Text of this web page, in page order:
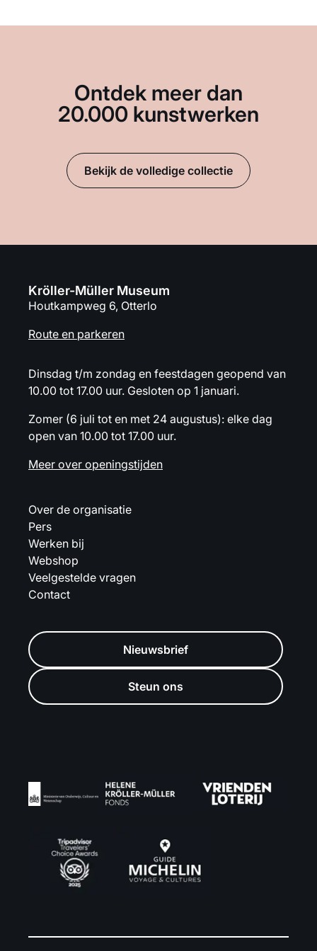
Ontdek meer dan
20.000 kunstwerken
Bekijk de volledige collectie
Kröller-Müller Museum
Houtkampweg 6, Otterlo
Route en parkeren
Dinsdag t/m zondag en feestdagen geopend van
10.00 tot 17.00 uur. Gesloten op 1 januari.
Zomer (6 juli tot en met 24 augustus): elke dag
open van 10.00 tot 17.00 uur.
Meer over openingstijden
Over de organisatie
Pers
Werken bij
Webshop
Veelgestelde vragen
Contact
Nieuwsbrief
Steun ons